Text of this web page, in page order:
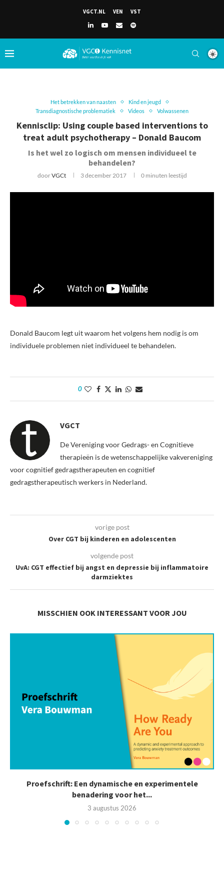
VGCT.NL VEN VST
Het betrekken van naasten
Kind en jeugd
Transdiagnostische problematiek
Videos Volwassenen
Kennisclip: Using couple based interventions to
treat adult psychotherapy – Donald Baucom
Is het wel zo logisch om mensen individueel te
behandelen?
doorVGCt 3 december 2017 0 minuten leestijd
Donald Baucom legt uit waarom het volgens hem nodig is om
individuele problemen niet individueel te behandelen.
0
VGCT
De Vereniging voor Gedrags- en Cognitieve
therapieën is de wetenschappelijke vakvereniging
voor cognitief gedragstherapeuten en cognitief
gedragstherapeutisch werkers in Nederland.
vorige post
Over CGT bij kinderen en adolescenten
volgende post
UvA: CGT effectief bij angst en depressie bij inflammatoire
darmziektes
MISSCHIEN OOK INTERESSANT VOOR JOU
Proefschrift: Een dynamische en experimentele
benadering voor het...
3 augustus 2026